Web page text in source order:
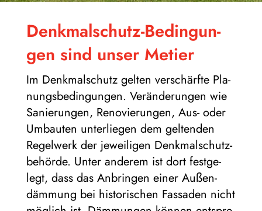
Denk­mal­schutz-Bedin­gun­
gen sind unser Metier
Im Denk­mal­schutz gel­ten ver­schärfte Pla­
nungs­be­din­gun­gen. Ver­än­de­run­gen wie
Sanie­run­gen, Reno­vie­run­gen, Aus- oder
Umbau­ten unter­lie­gen dem gel­ten­den
Regel­werk der jewei­li­gen Denk­mal­schutz­
be­hörde. Unter ande­rem ist dort fest­ge­
legt, dass das Anbrin­gen einer Außen­
däm­mung bei his­to­ri­schen Fas­sa­den nicht